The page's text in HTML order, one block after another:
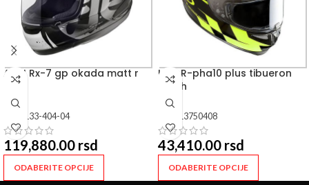
ARAI Rx-7 gp okada matt r
133-404-04
119,880.00 rsd
ODABERITE OPCIJE
HJC R-pha10 plus tibueron
mc4h
13750408
43,410.00 rsd
ODABERITE OPCIJE